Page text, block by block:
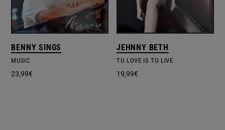
BENNY SINGS
MUSIC
23,99€
JEHNNY BETH
TO LOVE IS TO LIVE
19,99€